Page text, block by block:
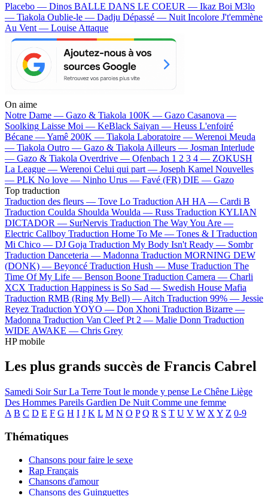
Placebo — Dinos BALLE DANS LE COEUR — Ikaz Boi M3lo
— Tiakola Oublie-le — Dadju Dépassé — Nuit Incolore J't'emmène
Au Vent — Louise Attaque
On aime
Notre Dame — Gazo & Tiakola 100K — Gazo Casanova —
Soolking Laisse Moi — KeBlack Saiyan — Heuss L'enfoiré
Bécane —Yamê 200K — Tiakola Laboratoire — Werenoi Meuda
— Tiakola Outro — Gazo & Tiakola Ailleurs — Josman Interlude
— Gazo & Tiakola Overdrive — Ofenbach 1 2 3 4 — ZOKUSH
La League — Werenoi Celui qui part — Joseph Kamel Nouvelles
— PLK No love — Ninho Urus — Favé (FR) DIE — Gazo
Top traduction
Traduction des fleurs — Tove Lo Traduction AH HA — Cardi B
Traduction Coulda Shoulda Woulda — Russ Traduction KYLIAN
DICTADOR — SurNervis Traduction The Way You Are —
Electric Callboy Traduction Home To Me — Tones & I Traduction
Mi Chico — DJ Goja Traduction My Body Isn't Ready — Sombr
Traduction Danceteria — Madonna Traduction MORNING DEW
(DONK) — Beyoncé Traduction Hush — Muse Traduction The
Time Of My Life — Benson Boone Traduction Camera — Charli
XCX Traduction Happiness is So Sad — Swedish House Mafia
Traduction RMB (Ring My Bell) — Aitch Traduction 99% — Jessie
Reyez Traduction YOYO — Don Xhoni Traduction Bizarre —
Madonna Traduction Van Cleef Pt 2 — Malie Donn Traduction
WIDE AWAKE — Chris Grey
HP mobile
Les plus grands succès de Francis Cabrel
Samedi Soir Sur La Terre Tout le monde y pense Le Chêne Liège
Des Hommes Pareils Gardien De Nuit Comme une femme
A B C D E F G H I J K L M N O P Q R S T U V W X Y Z 0-9
Thématiques
Chansons pour faire le sexe
Rap Français
Chansons d'amour
Chansons des Guinguettes